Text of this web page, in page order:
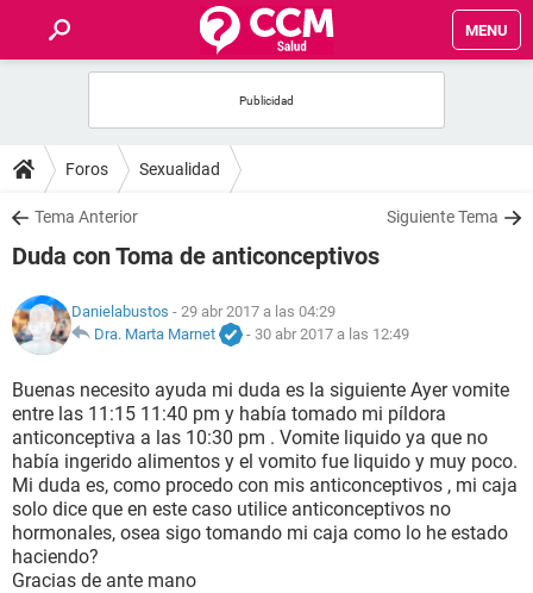
MENU
FOROS
SALUD
NUTRICIÓN
BIENESTAR
SEXUALIDAD
GLOSARIO
Foros Sexualidad
Tema Anterior Siguiente Tema
Duda con Toma de anticonceptivos
Danielabustos - 29 abr 2017 a las 04:29
Dra. Marta Marnet
- 30 abr 2017 a las 12:49
Buenas necesito ayuda mi duda es la siguiente Ayer vomite
entre las 11:15 11:40 pm y había tomado mi píldora
anticonceptiva a las 10:30 pm . Vomite liquido ya que no
había ingerido alimentos y el vomito fue liquido y muy poco.
Mi duda es, como procedo con mis anticonceptivos , mi caja
solo dice que en este caso utilice anticonceptivos no
hormonales, osea sigo tomando mi caja como lo he estado
haciendo?
Gracias de ante mano